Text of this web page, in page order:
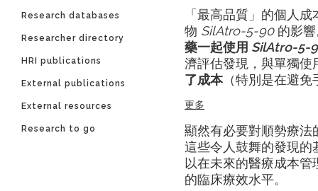
Research databases
Researcher directory
HRI publications
External publications
External resources
Research to go
「最高品質」的個人
物 SilAtro-5-90的影響
藥一起使用 SilAtro-5-
濟評估發現，與單獨使
了成本（特別是在避免
更多
顯然有必要對順勢療法
這些令人鼓舞的發現的
以在未來的醫療成本
的臨床療效水平。